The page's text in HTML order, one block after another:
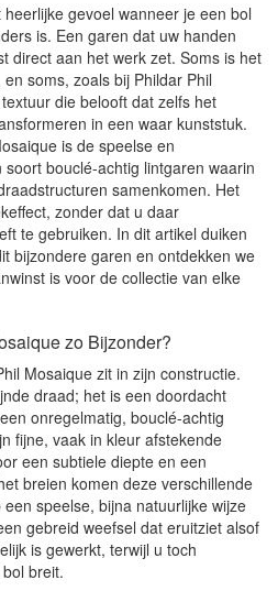
gevoel wanneer je een bol
is. Een garen dat uw handen
direct aan het werk zet. Soms is het
soms, zoals bij Phildar Phil
die belooft dat zelfs het
in een waar kunststuk.
is de speelse en
bouclé-achtig lintgaren waarin
samenkomen. Het
zonder dat u daar
te gebruiken. In dit artikel duiken
bijzondere garen en ontdekken we
is voor de collectie van elke
zo Bijzonder?
Mosaique zit in zijn constructie.
draad; het is een doordacht
onregelmatig, bouclé-achtig
fijne, vaak in kleur afstekende
een subtiele diepte en een
breien komen deze verschillende
speelse, bijna natuurlijke wijze
gebreid weefsel dat eruitziet alsof
is gewerkt, terwijl u toch
breit.